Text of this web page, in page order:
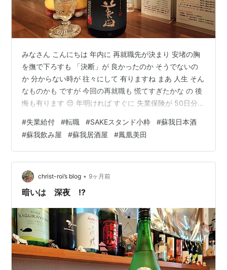
みなさん こんにちは 年内に 再就職先が決まり 安堵の胸
を撫で下ろすも 「決断」が 良かったのか そうでないの
か 分からない時が 往々にして 有りますね まあ 人生 そん
なものかも ですが 今回の再就職も 慌てすぎたかな の 後
悔も有ります 😔 年明ければ すぐに 失業保険が 50日分
て 少し 旅にでも出て 命の洗濯でもして のんびりすれば
良かったかな 🤔 などと 少し後悔も しかし 空白期間の 失
業中 健康保険どうする !? などなど 面倒臭い問題も 横た
わります 結局 誕生日の 1/1日退社の 1/2日入社と 1日も空
けずに転職 貧…
#失業給付 #転職 #SAKEスタンド小粋 #蘇我日本酒
#蘇我飲み屋 #蘇我居酒屋 #鳳凰美田
christ-roi’s blog • 9ヶ月前
暗いは 深夜 !?